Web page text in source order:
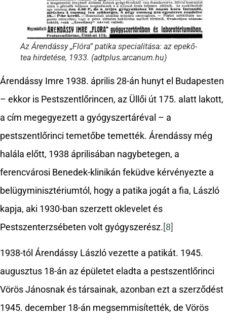
Az Árendássy „Flóra” patika specialitása: az epekő-
tea hirdetése, 1933. (adtplus.arcanum.hu)
Árendássy Imre 1938. április 28-án hunyt el Budapesten
– ekkor is Pestszentlőrincen, az Üllői út 175. alatt lakott,
a cím megegyezett a gyógyszertáréval – a
pestszentlőrinci temetőbe temették. Árendássy még
halála előtt, 1938 áprilisában nagybetegen, a
ferencvárosi Benedek-klinikán feküdve kérvényezte a
belügyminisztériumtól, hogy a patika jogát a fia, László
kapja, aki 1930-ban szerzett oklevelet és
Pestszenterzsébeten volt gyógyszerész. [8]
1938-tól Árendássy László vezette a patikát. 1945.
augusztus 18-án az épületet eladta a pestszentlőrinci
Vörös Jánosnak és társainak, azonban ezt a szerződést
1945. december 18-án megsemmisítették, de Vörös